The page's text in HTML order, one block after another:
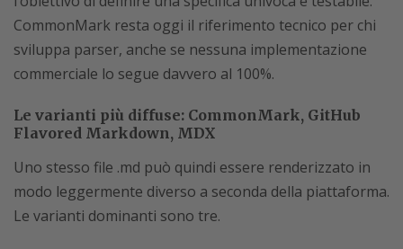
CommonMark resta oggi il riferimento tecnico per chi
sviluppa parser, anche se nessuna implementazione
commerciale lo segue davvero al 100%.
Le varianti più diffuse: CommonMark, GitHub
Flavored Markdown, MDX
Uno stesso file .md può quindi essere renderizzato in
modo leggermente diverso a seconda della piattaforma.
Le varianti dominanti sono tre.